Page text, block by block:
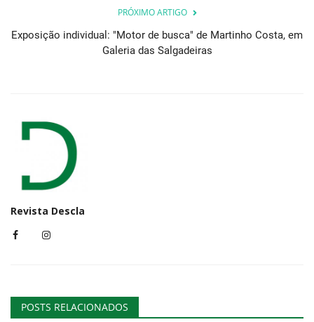
PRÓXIMO ARTIGO
Exposição individual: "Motor de busca" de Martinho Costa, em
Galeria das Salgadeiras
Revista Descla
POSTS RELACIONADOS